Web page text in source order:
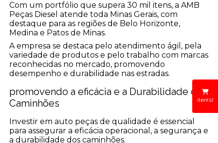
iten(s)
Com um portfólio que supera 30 mil itens, a AMB
Peças Diesel atende toda Minas Gerais, com
destaque para as regiões de Belo Horizonte,
Medina e Patos de Minas.
A empresa se destaca pelo atendimento ágil, pela
variedade de produtos e pelo trabalho com marcas
reconhecidas no mercado, promovendo
desempenho e durabilidade nas estradas.
promovendo a eficácia e a Durabilidade dos
Caminhões
Investir em auto peças de qualidade é essencial
para assegurar a eficácia operacional, a segurança e
a durabilidade dos caminhões.